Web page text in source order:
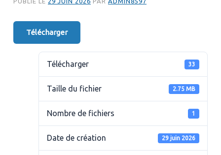
Télécharger
Télécharger 33
Taille du fichier 2.75 MB
Nombre de fichiers 1
Date de création 29 juin 2026